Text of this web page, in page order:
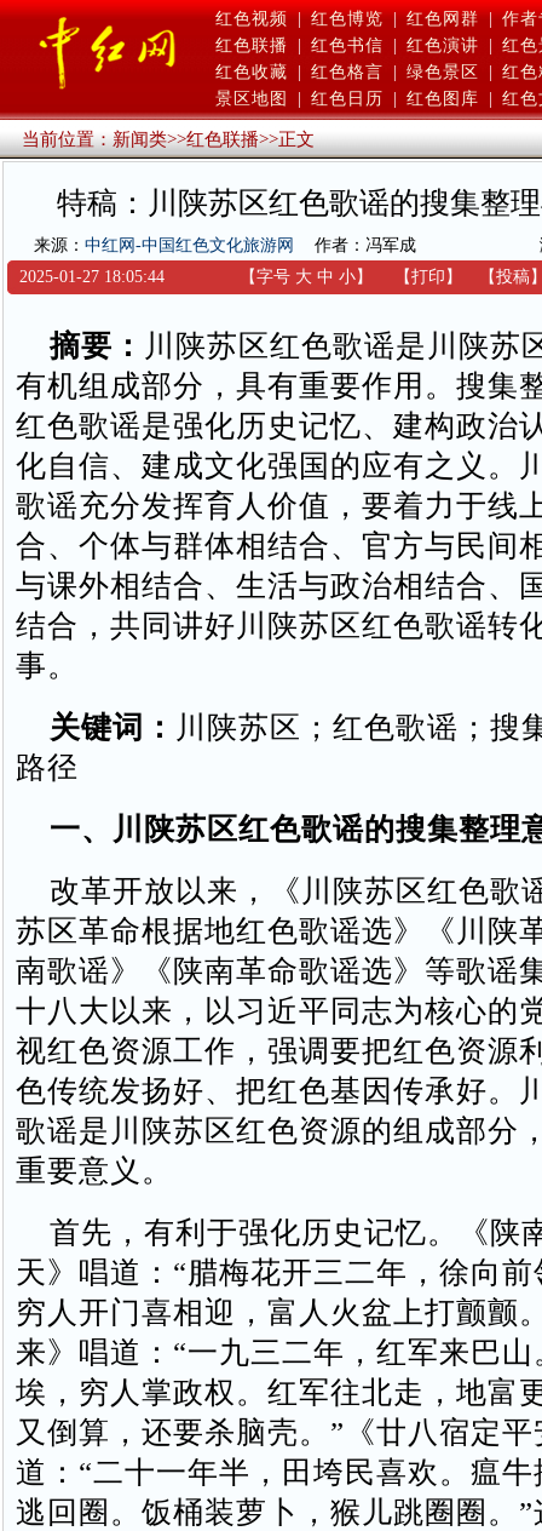
红色视频 | 红色博览 | 红色网群 | 作者
红色联播
红色书信 红色演讲
红色
红色收藏
红色格言 绿色景区
红色
景区地图
红色日历 红色图库 红色
当前位置：新闻类>>红色联播>>正文
特稿：川陕苏区红色歌谣的搜集整
来源： 中红网-中国红色文化旅游网 作者：冯军成
2025-01-27 18:05:44
【字号 大 中 小】 【打印 】 【投稿
摘要： 川陕苏区红色歌谣是川陕苏
有机组成部分，具有重要作用。搜集
红色歌谣是强化历史记忆、建构政治
化自信、建成文化强国的应有之义。
歌谣充分发挥育人价值，要着力于线
合、个体与群体相结合、官方与民间
与课外相结合、生活与政治相结合、
结合，共同讲好川陕苏区红色歌谣转
事。
关键词： 川陕苏区；红色歌谣；搜
路径
一、川陕苏区红色歌谣的搜集整理
改革开放以来，《川陕苏区红色歌
苏区革命根据地红色歌谣选》《川陕
南歌谣》《陕南革命歌谣选》等歌谣
十八大以来，以习近平同志为核心的
视红色资源工作，强调要把红色资源
色传统发扬好、把红色基因传承好。
歌谣是川陕苏区红色资源的组成部分
重要意义。
首先，有利于强化历史记忆。《陕
天》唱道：“腊梅花开三二年，徐向
穷人开门喜相迎，富人火盆上打颤颤
来》唱道：“一九三二年，红军来巴
埃，穷人掌政权。红军往北走，地富
又倒算，还要杀脑壳。”《廿八宿定
道：“二十一年半，田垮民喜欢。瘟
逃回圈。饭桶装萝卜，猴儿跳圈圈。